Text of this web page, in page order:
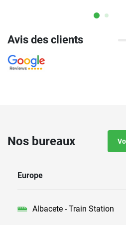
profiter
Avis des clients
Nos bureaux
Europe
Albacete - Train Station